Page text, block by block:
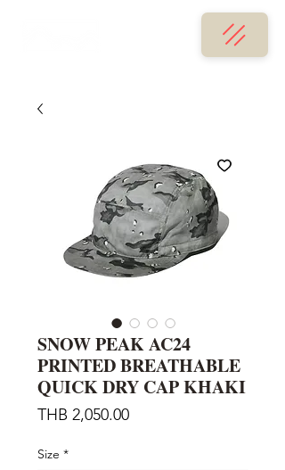
SNOW PEAK AC24
PRINTED BREATHABLE
QUICK DRY CAP KHAKI
THB 2,050.00Price
Size *